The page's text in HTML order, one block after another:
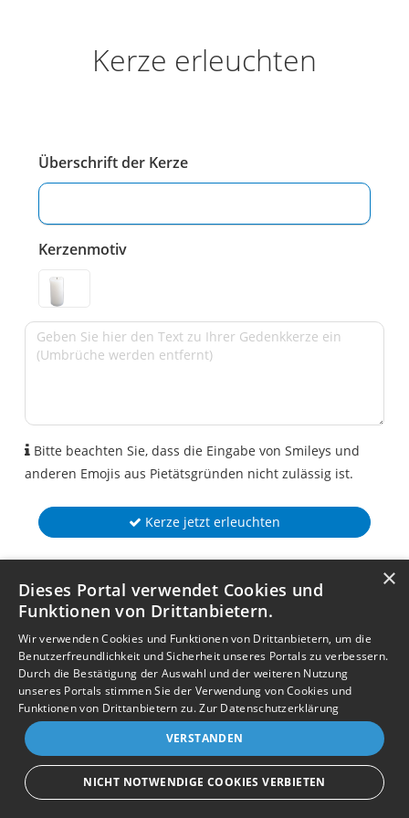
Kerze erleuchten
Überschrift der Kerze
Kerzenmotiv
Bitte beachten Sie, dass die Eingabe von Smileys und
anderen Emojis aus Pietätsgründen nicht zulässig ist.
Kerze jetzt erleuchten
×
Dieses Portal verwendet Cookies und
Funktionen von Drittanbietern.
Wir verwenden Cookies und Funktionen von Drittanbietern, um die
Benutzerfreundlichkeit und Sicherheit unseres Portals zu verbessern.
Durch die Bestätigung der Auswahl und der weiteren Nutzung
unseres Portals stimmen Sie der Verwendung von Cookies und
Funktionen von Drittanbietern zu.Zur Datenschutzerklärung
VERSTANDEN
NICHT NOTWENDIGE COOKIES VERBIETEN